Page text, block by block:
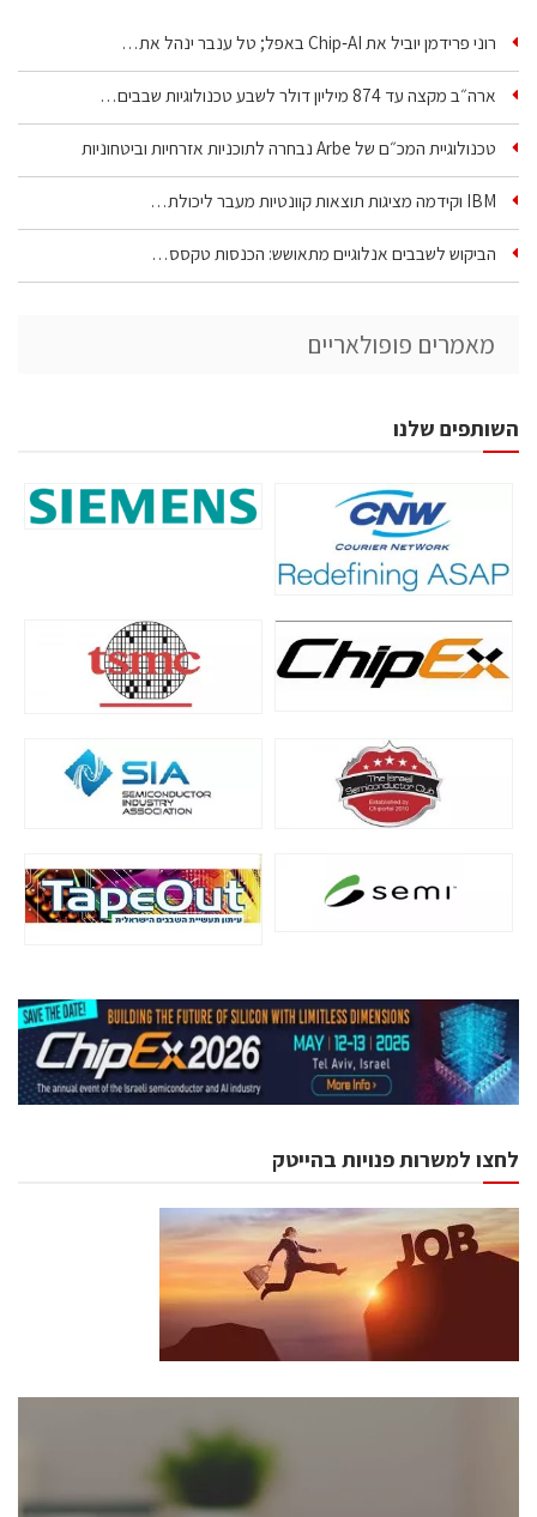
רוני פרידמן יוביל את Chip‑AI באפל; טל ענבר ינהל את…
ארה״ב מקצה עד 874 מיליון דולר לשבע טכנולוגיות שבבים…
טכנולוגיית המכ״ם של Arbe נבחרה לתוכניות אזרחיות וביטחוניות
IBM וקידמה מציגות תוצאות קוונטיות מעבר ליכולת…
הביקוש לשבבים אנלוגיים מתאושש: הכנסות טקסס…
מאמרים פופולאריים
השותפים שלנו
לחצו למשרות פנויות בהייטק
כנסים ואירועים